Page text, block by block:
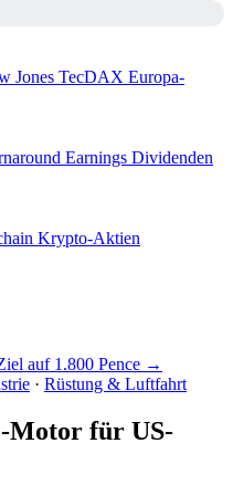
Jones TecDAX Europa-
Earnings Dividenden
Krypto-Aktien
auf 1.800 Pence →
· Rüstung & Luftfahrt
Motor für US-